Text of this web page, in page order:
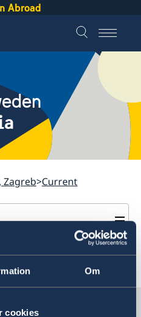
Om
cookies
Abroad
Zagreb Current